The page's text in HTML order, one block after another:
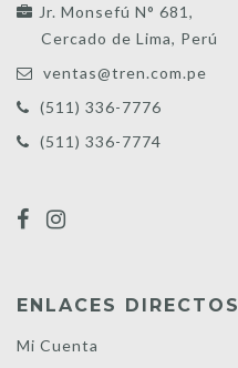
Jr. Monsefú N° 681,
Cercado de Lima, Perú
ventas@tren.com.pe
(511) 336-7776
(511) 336-7774
ENLACES DIRECTOS
Mi Cuenta